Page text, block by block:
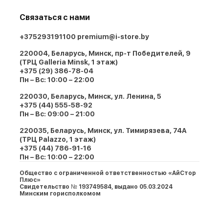
Связаться с нами
+375293191100 premium@i-store.by
220004, Беларусь, Минск, пр-т Победителей, 9
(ТРЦ Galleria Minsk, 1 этаж)
+375 (29) 386-78-04
Пн – Вс: 10:00 – 22:00
220030, Беларусь, Минск, ул. Ленина, 5
+375 (44) 555-58-92
Пн – Вс: 09:00 – 21:00
220035, Беларусь, Минск, ул. Тимирязева, 74A
(ТРЦ Palazzo, 1 этаж)
+375 (44) 786-91-16
Пн – Вс: 10:00 – 22:00
Общество с ограниченной ответственностью «АйСтор
Плюс»
Свидетельство № 193749584, выдано 05.03.2024
Минским горисполкомом